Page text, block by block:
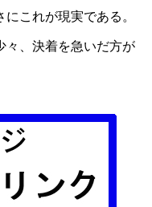
これが現実である。
、決着を急いだ方が